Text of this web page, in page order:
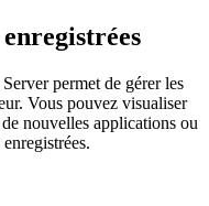
permet de gérer les
Vous pouvez visualiser
nouvelles applications ou